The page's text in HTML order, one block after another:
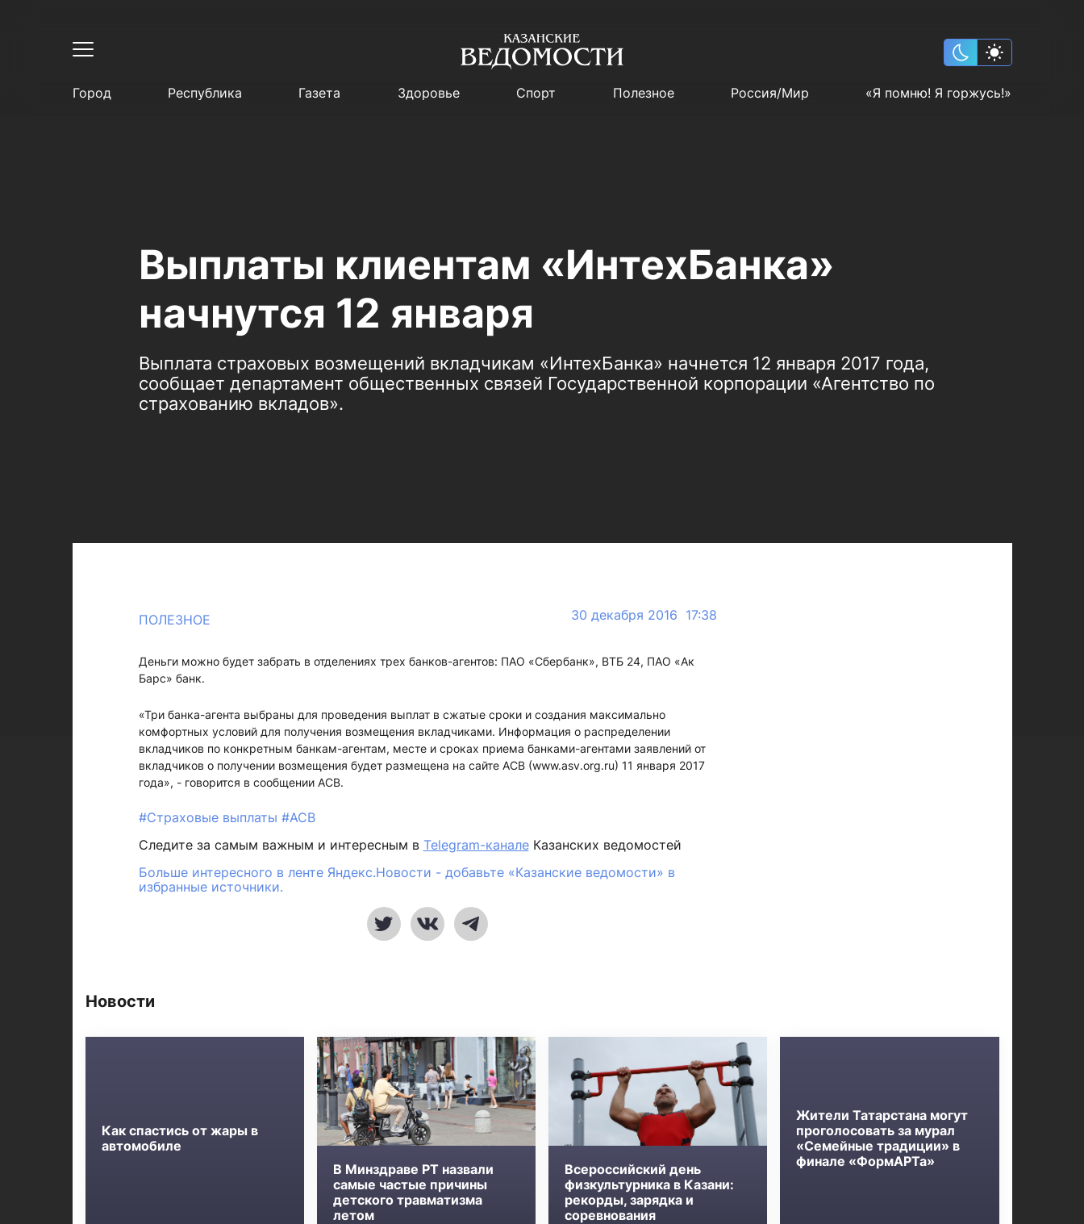
Город Республика Газета Здоровье Спорт Полезное Россия/Мир «Я помню! Я горжусь!»
Выплаты клиентам «ИнтехБанка»
начнутся 12 января
Выплата страховых возмещений вкладчикам «ИнтехБанка» начнется 12 января 2017 года,
сообщает департамент общественных связей Государственной корпорации «Агентство по
страхованию вкладов».
ПОЛЕЗНОЕ 30 декабря 2016 17:38
Деньги можно будет забрать в отделениях трех банков-агентов: ПАО «Сбербанк», ВТБ 24, ПАО «Ак
Барс» банк.
«Три банка-агента выбраны для проведения выплат в сжатые сроки и создания максимально
комфортных условий для получения возмещения вкладчиками. Информация о распределении
вкладчиков по конкретным банкам-агентам, месте и сроках приема банками-агентами заявлений от
вкладчиков о получении возмещения будет размещена на сайте АСВ (www.asv.org.ru) 11 января 2017
года», - говорится в сообщении АСВ.
#Страховые выплаты #АСВ
Следите за самым важным и интересным в Telegram-каналеКазанских ведомостей
Больше интересного в ленте Яндекс.Новости - добавьте «Казанские ведомости» в
избранные источники.
Новости
Как спастись от жары в
автомобиле
В Минздраве РТ назвали
самые частые причины
детского травматизма
летом
Всероссийский день
физкультурника в Казани:
рекорды, зарядка и
соревнования
Жители Татарстана могут
проголосовать за мурал
«Семейные традиции» в
финале «ФормАРТа»